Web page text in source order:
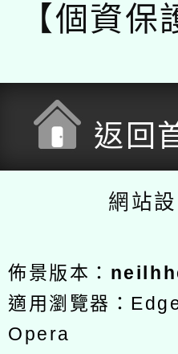
【個資保
返回
網站
佈景版本：
適用瀏覽器：
Opera